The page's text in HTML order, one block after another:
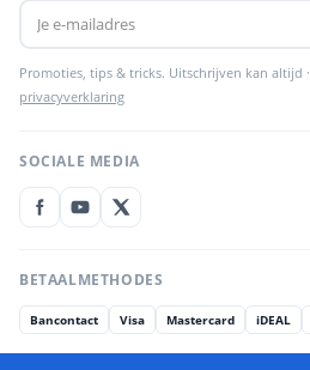
Promoties, tips & tricks. Uitschrijven kan altijd ·
privacyverklaring
SOCIALE MEDIA
BETAALMETHODES
Bancontact Visa Mastercard iDEAL